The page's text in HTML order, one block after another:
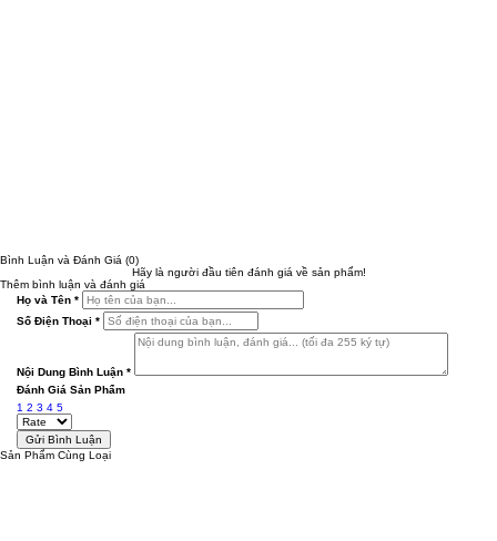
Bình Luận và Đánh Giá (0)
Hãy là người đầu tiên đánh giá về sản phẩm!
Thêm bình luận và đánh giá
Họ và Tên *
Số Điện Thoại *
Nội Dung Bình Luận *
Đánh Giá Sản Phẩm
1 2 3 4 5
Sản Phẩm Cùng Loại